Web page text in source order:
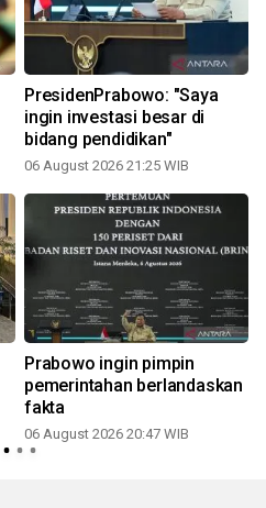
PresidenPrabowo: "Saya
ingin investasi besar di
bidang pendidikan"
06 August 2026 21:25 WIB
Prabowo ingin pimpin
pemerintahan berlandaskan
fakta
06 August 2026 20:47 WIB